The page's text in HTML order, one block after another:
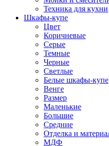
Техника для кухни
Шкафы-купе
Цвет
Коричневые
Серые
Темные
Черные
Светлые
Белые шкафы-купе
Венге
Размер
Маленькие
Большие
Средние
Отделка и
МДФ